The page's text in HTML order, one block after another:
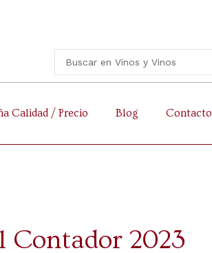
Calidad / Precio Blog Contacto
Contador 2023